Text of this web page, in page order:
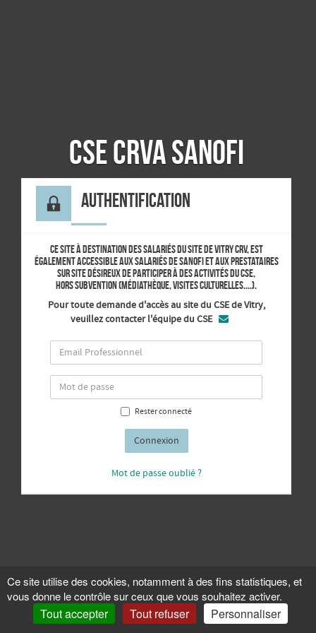
CSE CRVA Sanofi
Authentification
Ce site à destination des salariés du site de Vitry CRV, est
également accessible aux salariés de sanofi et aux prestataires
sur site désireux de participer à des activités du CSE,
hors subvention (médiathèque, Visites culturelles....).
Pour toute demande d'accès au site du CSE de Vitry,
veuillez contacter l'équipe du CSE 
Rester connecté
Connexion
Mot de passe oublié ?
Ce site utilise des cookies, notamment à des fins statistiques, et
vous donne le contrôle sur ceux que vous souhaitez activer.
Tout accepter Tout refuser Personnaliser